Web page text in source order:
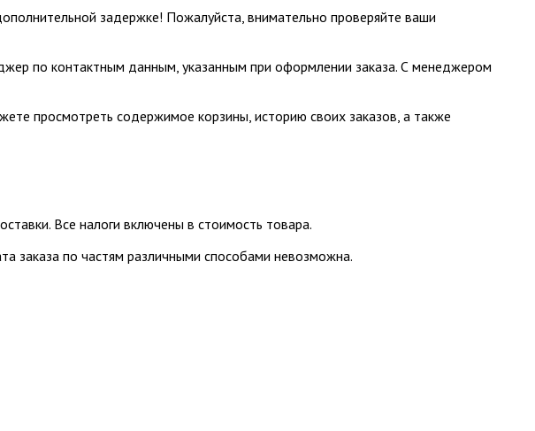
задержке! Пожалуйста, внимательно проверяйте ваши
по контактным данным, указанным при оформлении заказа. С менеджером
просмотреть содержимое корзины, историю своих заказов, а также
Все налоги включены в стоимость товара.
заказа по частям различными способами невозможна.